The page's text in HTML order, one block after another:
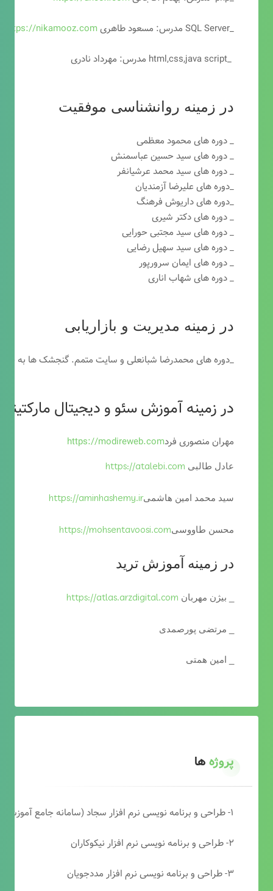
_SQL Server مدرس: مسعود طاهری
https://nikamooz.com
_html,css,java script مدرس: مهرداد نادری
در زمینه روانشناسی موفقیت
_ دوره های محمود معظمی
_ دوره های سید حسین عباسمنش
_ دوره های سید محمد عرشیانفر
_دوره های علیرضا آزمندیان
_دوره های داریوش فرهنگ
_ دوره های دکتر شیری
_ دوره های سید مجتبی حورایی
_ دوره های سید سهیل رضایی
_ دوره های ایمان سرورپور
_ دوره های شهاب اناری
در زمینه مدیریت و بازاریابی
_دوره های محمدرضا شبانعلی و سایت متمم. گنجشک ها به
در زمینه آموزش سئو و دیجیتال
مهران منصوری فردhttps://modireweb.com
عادل طالبی https://atalebi.com
سید محمد امین هاشمیhttps://aminhashemy.ir
محسن طاووسیhttps://mohsentavoosi.com
در زمینه آموزش ترید
_ بیژن مهربان https://atlas.arzdigital.com
_ مرتضی پورصمدی
_ امین همتی
پروژهها
۱- طراحی و برنامه نویسی نرم افزار سجاد (سامانه جامع آموزشی دارالقرآن)
۲- طراحی و برنامه نویسی نرم افزار نیکوکاران
۳- طراحی و برنامه نویسی نرم افزار مددجویان